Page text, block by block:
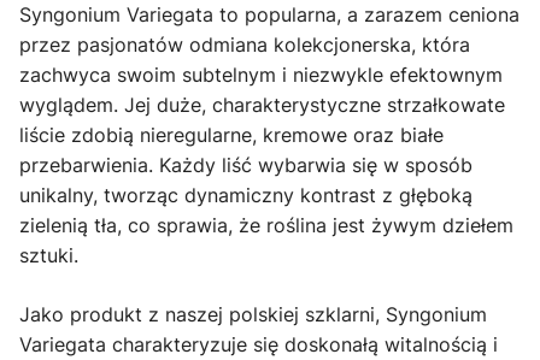
Syngonium Variegata to popularna, a zarazem ceniona
przez pasjonatów odmiana kolekcjonerska, która
zachwyca swoim subtelnym i niezwykle efektownym
wyglądem. Jej duże, charakterystyczne strzałkowate
liście zdobią nieregularne, kremowe oraz białe
przebarwienia. Każdy liść wybarwia się w sposób
unikalny, tworząc dynamiczny kontrast z głęboką
zielenią tła, co sprawia, że roślina jest żywym dziełem
sztuki.
Jako produkt z naszej polskiej szklarni, Syngonium
Variegata charakteryzuje się doskonałą witalnością i